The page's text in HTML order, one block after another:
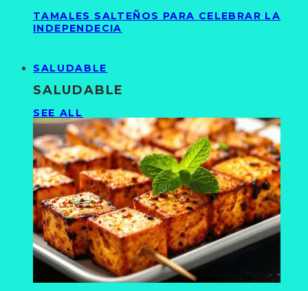
TAMALES SALTEÑOS PARA CELEBRAR LA
INDEPENDECIA
SALUDABLE
SALUDABLE
SEE ALL